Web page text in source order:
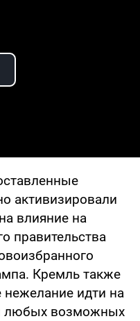
Video
активизировали
влияние на
правительства
Кремль также
нежелание идти на
любых возможных